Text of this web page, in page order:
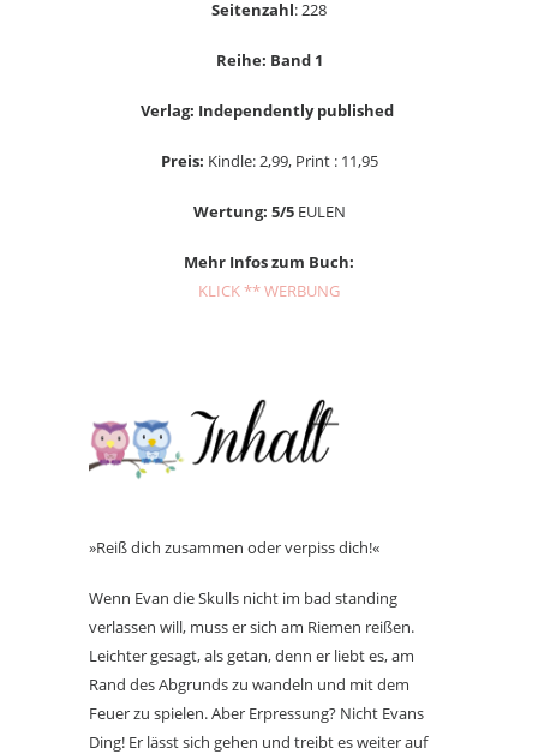
Seitenzahl: 228
Reihe: Band 1
Verlag: Independently published
Preis: Kindle: 2,99, Print : 11,95
Wertung: 5/5EULEN
Mehr Infos zum Buch:
KLICK ** WERBUNG
»Reiß dich zusammen oder verpiss dich!«
Wenn Evan die Skulls nicht im bad standing
verlassen will, muss er sich am Riemen reißen.
Leichter gesagt, als getan, denn er liebt es, am
Rand des Abgrunds zu wandeln und mit dem
Feuer zu spielen. Aber Erpressung? Nicht Evans
Ding! Er lässt sich gehen und treibt es weiter auf